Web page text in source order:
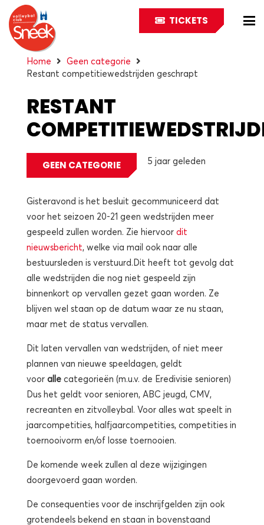
TICKETS
Home
Geen categorie
Restant competitiewedstrijden geschrapt
RESTANT
GESCHRAPT
GEEN CATEGORIE 5 jaar geleden
Gisteravond is het besluit gecommuniceerd dat
voor het seizoen 20-21 geen wedstrijden meer
gespeeld zullen worden. Zie hiervoor dit
nieuwsbericht, welke via mail ook naar alle
bestuursleden is verstuurd.Dit heeft tot gevolg dat
alle wedstrijden die nog niet gespeeld zijn
binnenkort op vervallen gezet gaan worden. Ze
blijven wel staan op de datum waar ze nu staan,
maar met de status vervallen.
Dit laten vervallen van wedstrijden, of niet meer
plannen van nieuwe speeldagen, geldt
voor alle categorieën (m.u.v. de Eredivisie senioren)
Dus het geldt voor senioren, ABC jeugd, CMV,
recreanten en zitvolleybal. Voor alles wat speelt in
jaarcompetities, halfjaarcompetities, competities in
toernooivorm en/of losse toernooien.
De komende week zullen al deze wijzigingen
doorgevoerd gaan worden.
De consequenties voor de inschrijfgelden zijn ook
grotendeels bekend en staan in bovenstaand